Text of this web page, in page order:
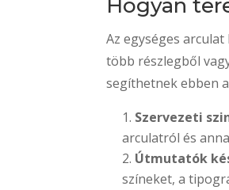
Hogyan
Az egységes
több részlegből
segíthetnek ebben
Szervezeti
arculatról és
Útmutatók
színeket, a